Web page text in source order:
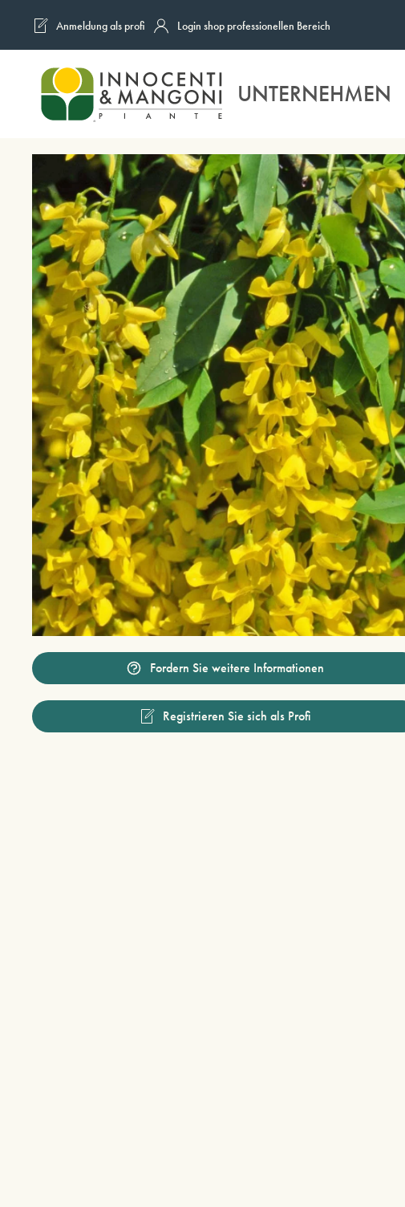
Skip to main content
Anmeldung als profi Login shop professionellen Bereich
UNTERNEHMEN
Fordern Sie weitere Informationen
Registrieren Sie sich als Profi